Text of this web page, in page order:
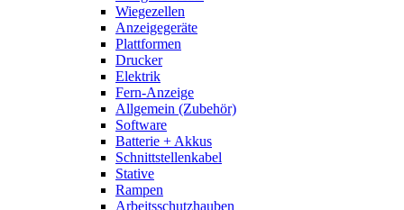
Wiegezellen
Anzeigegeräte
Plattformen
Drucker
Elektrik
Fern-Anzeige
Allgemein (Zubehör)
Software
Batterie + Akkus
Schnittstellenkabel
Stative
Rampen
Arbeitsschutzhauben